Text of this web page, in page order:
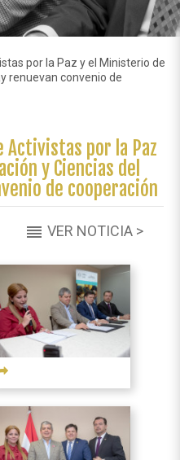
por la Paz y el Ministerio de
renuevan convenio de
Activistas por la Paz
y Ciencias del
de cooperación
reorder VER NOTICIA >